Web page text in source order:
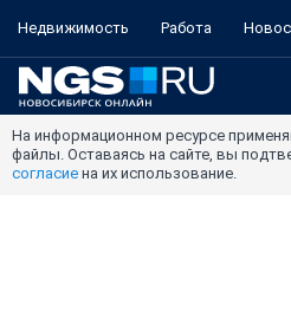
Недвижимость Работа
На информационном ресурсе
файлы. Оставаясь на сайте, вы
согласие на их использование.